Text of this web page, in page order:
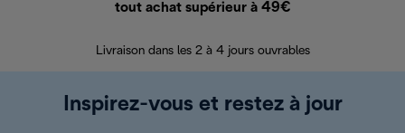
tout achat supérieur à 49€
Livraison dans les 2 à 4 jours ouvrables
Inspirez-vous et restez à jour